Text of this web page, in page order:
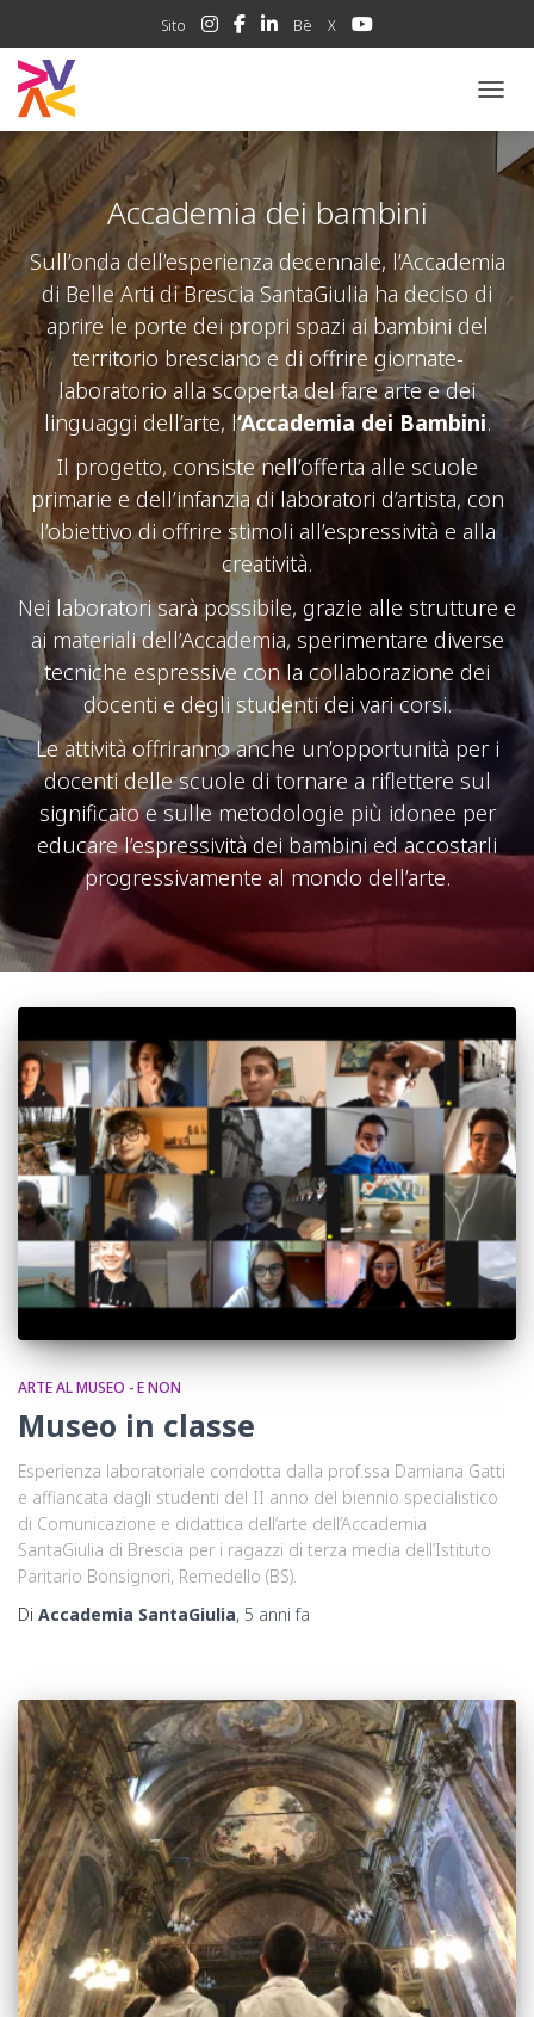
Sito Bē X
Accademia dei bambini
Sull’onda dell’esperienza decennale, l’Accademia
di Belle Arti di Brescia SantaGiulia ha deciso di
aprire le porte dei propri spazi ai bambini del
territorio bresciano e di offrire giornate-
laboratorio alla scoperta del fare arte e dei
linguaggi dell’arte, l‘Accademia dei Bambini.
Il progetto, consiste nell’offerta alle scuole
primarie e dell’infanzia di laboratori d’artista, con
l’obiettivo di offrire stimoli all’espressività e alla
creatività.
Nei laboratori sarà possibile, grazie alle strutture e
ai materiali dell’Accademia, sperimentare diverse
tecniche espressive con la collaborazione dei
docenti e degli studenti dei vari corsi.
Le attività offriranno anche un’opportunità per i
docenti delle scuole di tornare a riflettere sul
significato e sulle metodologie più idonee per
educare l’espressività dei bambini ed accostarli
progressivamente al mondo dell’arte.
ARTE AL MUSEO - E NON
Museo in classe
Esperienza laboratoriale condotta dalla prof.ssa Damiana Gatti
e affiancata dagli studenti del II anno del biennio specialistico
di Comunicazione e didattica dell’arte dell’Accademia
SantaGiulia di Brescia per i ragazzi di terza media dell’Istituto
Paritario Bonsignori, Remedello (BS).
Di Accademia SantaGiulia, 5 anni fa